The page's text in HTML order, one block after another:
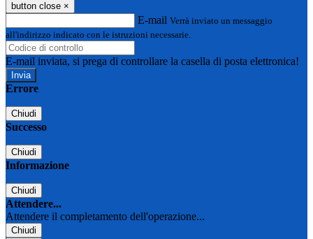
button close ×
E-mail Verrà inviato un messaggio
all'indirizzo indicato con le istruzioni necessarie.
E-mail inviata, si prega di controllare la casella di posta elettronica!
Errore
Chiudi
Successo
Chiudi
Informazione
Chiudi
Attendere...
Attendere il completamento dell'operazione...
Chiudi